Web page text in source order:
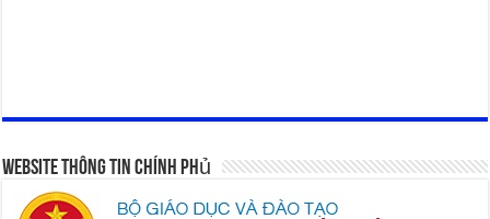
Website Thông Tin Chính Phủ